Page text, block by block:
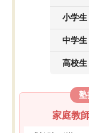
小学生
中学生
高校生
塾
家庭教